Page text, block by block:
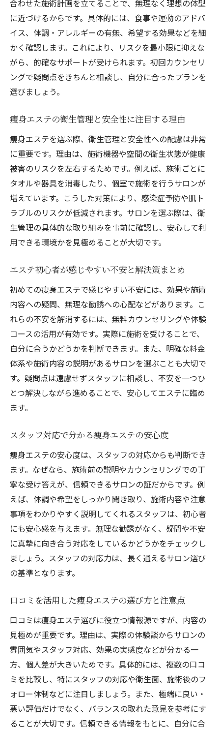
合わせた施術計画を立てることで、無理なく理想の体型
に近づけるからです。具体的には、食事や運動のアドバ
イス、体調・アレルギーの有無、希望する効果などを細
かく確認します。これにより、リスクを最小限に抑えな
がら、的確なサポートが受けられます。初回カウンセリ
ングで疑問点をきちんと相談し、自分に合ったプランを
選びましょう。
痩身エステの衛生管理と安全性に注目する理由
痩身エステを選ぶ際、衛生管理と安全性への配慮は非常
に重要です。理由は、施術機器や空間の衛生状態が健康
被害のリスクを左右するためです。例えば、施術ごとに
タオルや器具を消毒したり、個室で施術を行うサロンが
増えています。こうした対策により、感染症予防や肌ト
ラブルのリスクが低減されます。サロンを選ぶ際は、衛
生管理の具体的な取り組みを事前に確認し、安心して利
用できる環境かを見極めることが大切です。
エステ初心者が感じやすい不安と解決策まとめ
初めての痩身エステで感じやすい不安には、効果や施術
内容への疑問、無理な勧誘への心配などがあります。こ
れらの不安を解消するには、無料カウンセリングや体験
コースの活用が有効です。実際に施術を受けることで、
自分に合うかどうかを判断できます。また、明確な料金
体系や施術内容の説明があるサロンを選ぶことも大切で
す。疑問点は遠慮せずスタッフに相談し、不安を一つひ
とつ解決しながら進めることで、安心してエステに臨め
ます。
スタッフ対応で分かる痩身エステの安心度
痩身エステの安心度は、スタッフの対応からも判断でき
ます。なぜなら、施術前の説明やカウンセリングでの丁
寧な受け答えが、信頼できるサロンの証だからです。例
えば、体調や希望をしっかり聞き取り、施術内容や注意
事項をわかりやすく説明してくれるスタッフは、初心者
にも安心感を与えます。無理な勧誘がなく、疑問や不安
に真摯に向き合う対応をしているかどうかをチェックし
ましょう。スタッフの対応力は、長く通えるサロン選び
の基準となります。
口コミを活用した痩身エステの選び方と注意点
口コミは痩身エステ選びに役立つ情報源ですが、内容の
見極めが重要です。理由は、実際の体験談からサロンの
雰囲気やスタッフ対応、効果の実感度などが分かる一
方、個人差が大きいためです。具体的には、複数の口コ
ミを比較し、特にスタッフの対応や衛生面、施術後のフ
ォロー体制などに注目しましょう。また、極端に良い・
悪い評価だけでなく、バランスの取れた意見を参考にす
ることが大切です。信頼できる情報をもとに、自分に合